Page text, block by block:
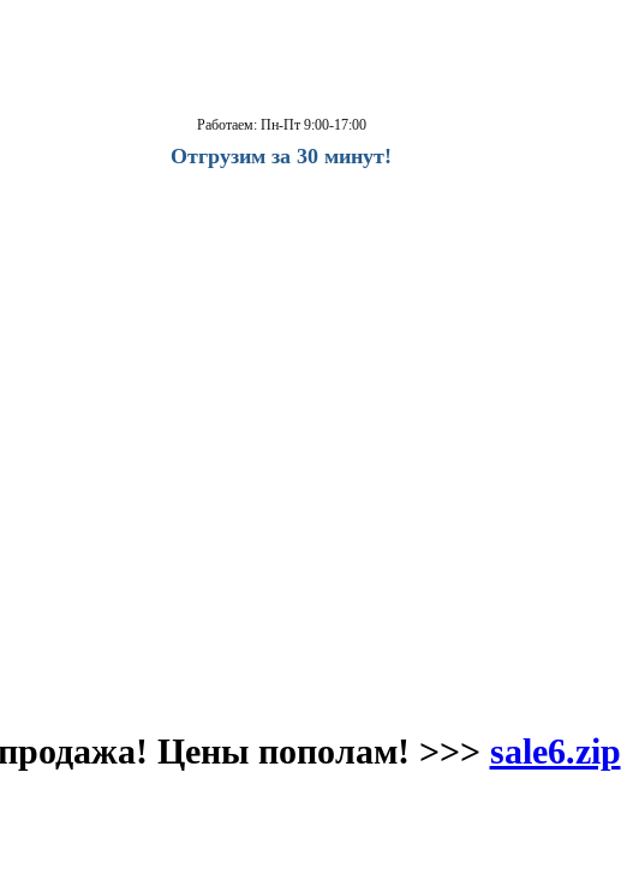
Работаем: Пн-Пт 9:00-17:00
Отгрузим за 30 минут!
Цены пополам! >>> sale6.zip